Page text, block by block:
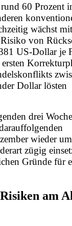
60 Prozent
wächst
von
US-Dollar je
Dollar lösten
drei
wieder
zügig
Gründe für
am